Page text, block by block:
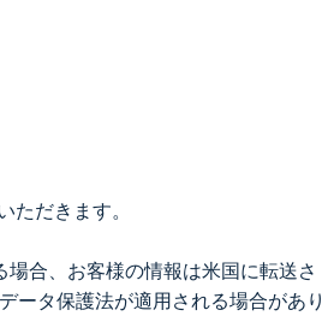
だきます。
合、お客様の情報は米国に転送さ
ータ保護法が適用される場合があり